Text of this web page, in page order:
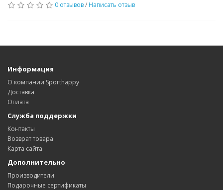
0 отзывов/ Написать отзыв
Информация
О компании Sporthappy
Доставка
Оплата
Служба поддержки
Контакты
Возврат товара
Карта сайта
Дополнительно
Производители
Подарочные сертификаты